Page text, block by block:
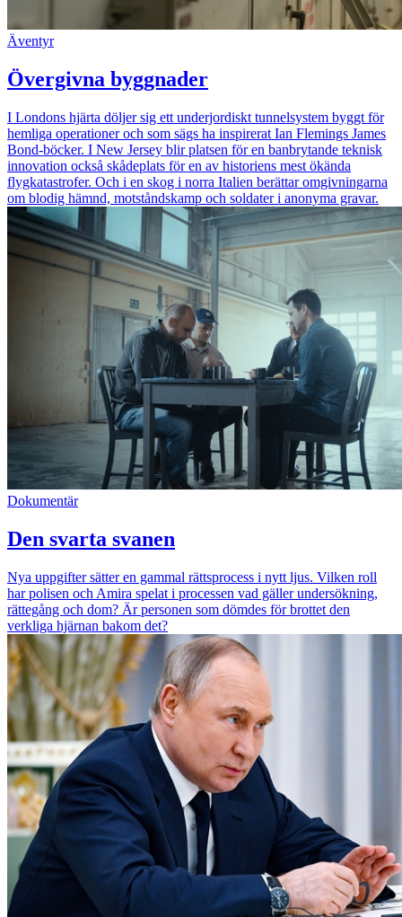
Äventyr
Övergivna byggnader
I Londons hjärta döljer sig ett underjordiskt tunnelsystem byggt för
hemliga operationer och som sägs ha inspirerat Ian Flemings James
Bond-böcker. I New Jersey blir platsen för en banbrytande teknisk
innovation också skådeplats för en av historiens mest ökända
flygkatastrofer. Och i en skog i norra Italien berättar omgivningarna
om blodig hämnd, motståndskamp och soldater i anonyma gravar.
Dokumentär
Den svarta svanen
Nya uppgifter sätter en gammal rättsprocess i nytt ljus. Vilken roll
har polisen och Amira spelat i processen vad gäller undersökning,
rättegång och dom? Är personen som dömdes för brottet den
verkliga hjärnan bakom det?